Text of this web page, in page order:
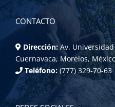
CONTACTO
Dirección: Av.
Cuernavaca, Morelos,
Teléfono: (777) 329-70-63